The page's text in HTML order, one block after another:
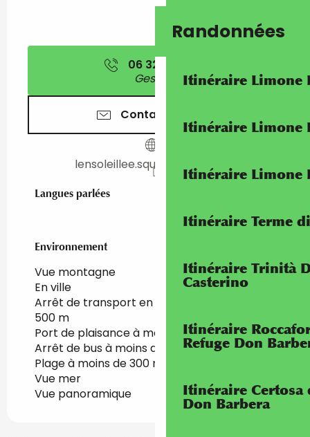
Randonnées
Itinéraire Limone
Itinéraire Limone
Itinéraire Limone
Itinéraire Terme
Itinéraire Trinità
Casterino
Itinéraire
Refuge Don
Itinéraire Certosa
Don Barbera
06 32 71 16
Gestion
Contactez-nous
lensoleillee.squarespace.com
Langues parlées
Langues parlées
Environnement
Environnement
Vue montagne
En ville
Arrêt de transport en commun à moins de
500 m
Port de plaisance à moins de 500 m
Arrêt de bus à moins de 500 m
Plage à moins de 300 m
Vue mer
Vue panoramique